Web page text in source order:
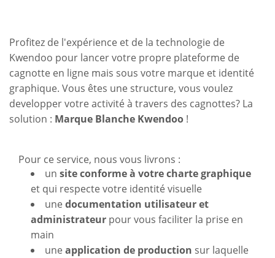
Profitez de l'expérience et de la technologie de
Kwendoo pour lancer votre propre plateforme de
cagnotte en ligne mais sous votre marque et identité
graphique. Vous êtes une structure, vous voulez
developper votre activité à travers des cagnottes? La
solution : Marque Blanche Kwendoo !
Pour ce service, nous vous livrons :
un site conforme à votre charte graphique
et qui respecte votre identité visuelle
une documentation utilisateur et
administrateur pour vous faciliter la prise en
main
une application de production sur laquelle